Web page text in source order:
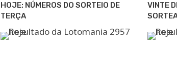
HOJE: NÚMEROS DO SORTEIO DE
TERÇA
VINTE